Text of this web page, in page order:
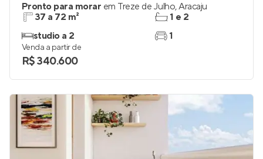
Pronto para morar em Treze de Julho,Aracaju
37 a 72 m²
studio a 2
1 e 2
1
Venda a partir de
R$ 340.600